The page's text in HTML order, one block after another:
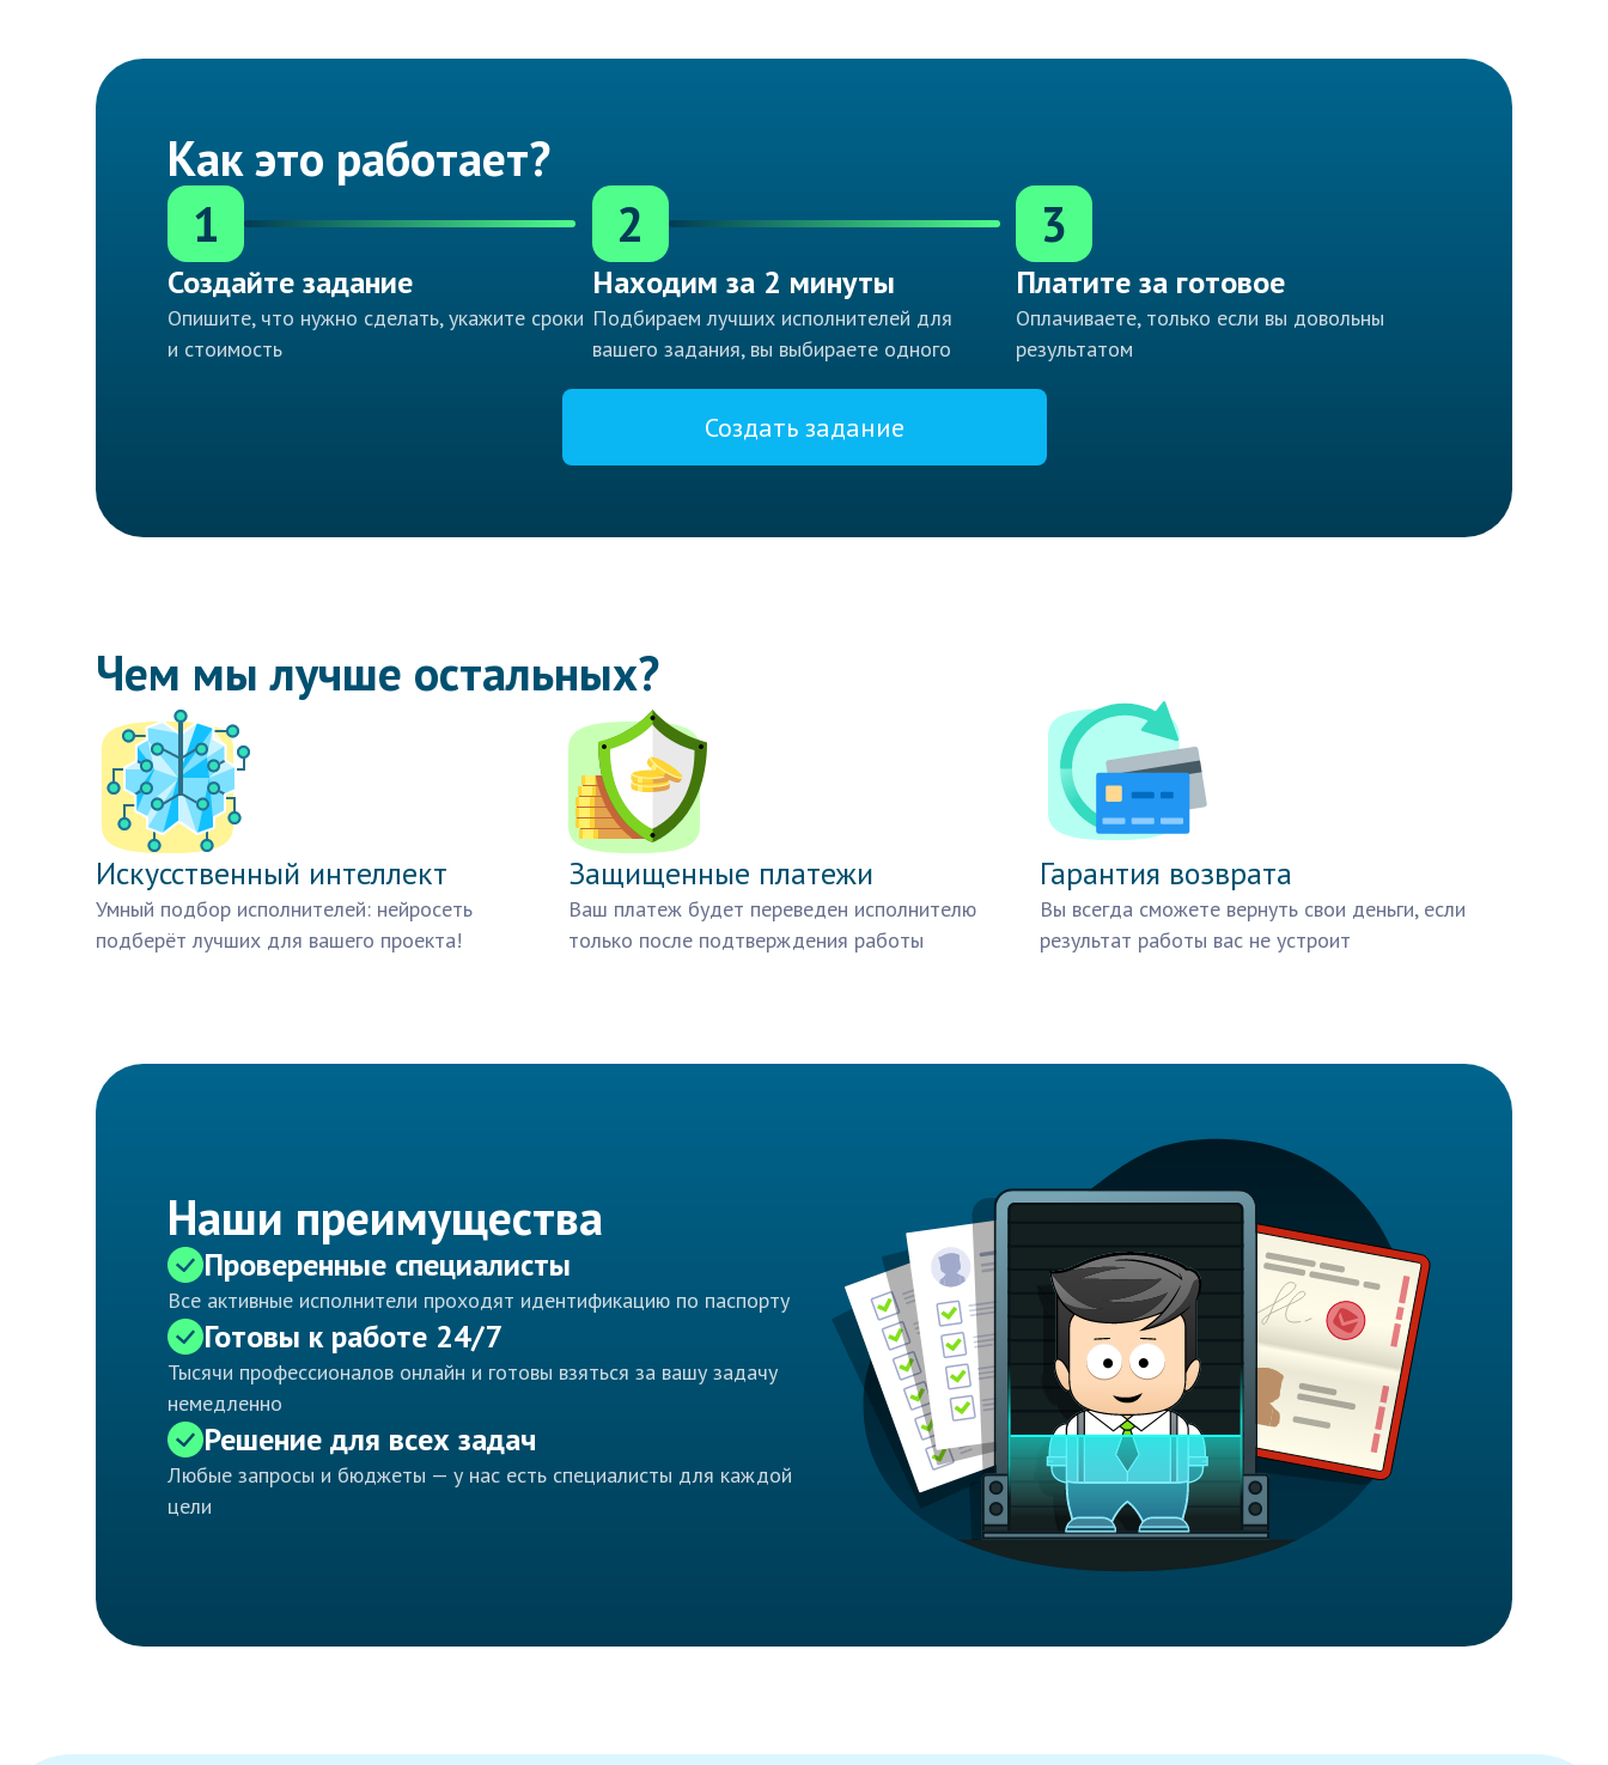
Как это работает?
1
Создайте задание
Опишите, что нужно сделать, укажите сроки
и стоимость
2
Находим за 2 минуты
Подбираем лучших исполнителей для
вашего задания, вы выбираете одного
3
Платите за готовое
Оплачиваете, только если вы довольны
результатом
Создать задание
Чем мы лучше остальных?
Искусственный интеллект
Умный подбор исполнителей: нейросеть
подберёт лучших для вашего проекта!
Защищенные платежи
Ваш платеж будет переведен исполнителю
только после подтверждения работы
Гарантия возврата
Вы всегда сможете вернуть свои деньги, если
результат работы вас не устроит
Наши преимущества
Проверенные специалисты
Все активные исполнители проходят идентификацию по паспорту
Готовы к работе 24/7
Тысячи профессионалов онлайн и готовы взяться за вашу задачу
немедленно
Решение для всех задач
Любые запросы и бюджеты — у нас есть специалисты для каждой
цели